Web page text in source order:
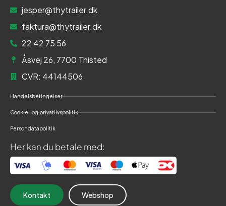
jesper@thytrailer.dk
faktura@thytrailer.dk
22 42 75 56
Åsvej 26, 7700 Thisted
CVR: 44144506
Handelsbetingelser
Cookie- og privatlivspolitik
Persondatapolitik
Her kan du betale med:
Kontakt Webshop